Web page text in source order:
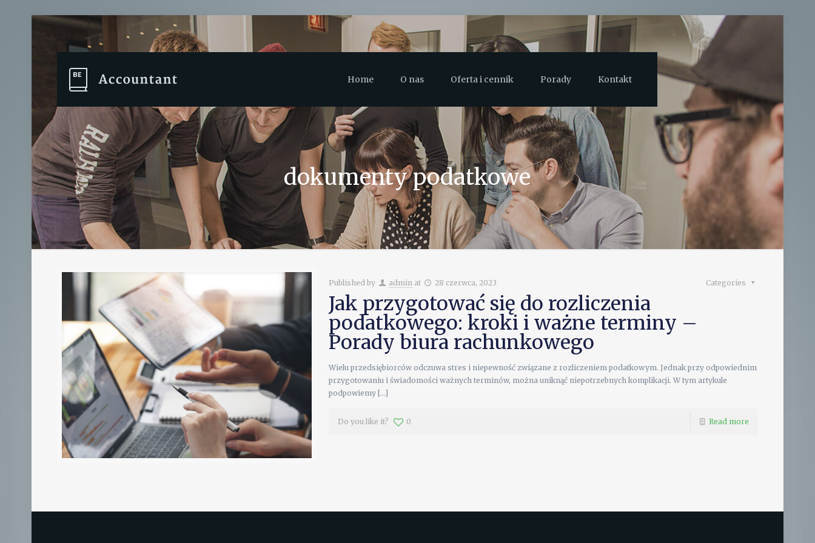
Home O nas Oferta i cennik Porady Kontakt
dokumenty podatkowe
Published by admin at 28 czerwca, 2023 Categories
Jak przygotować się do rozliczenia
podatkowego: kroki i ważne terminy –
Porady biura rachunkowego
Wielu przedsiębiorców odczuwa stres i niepewność związane z rozliczeniem podatkowym. Jednak przy odpowiednim
przygotowaniu i świadomości ważnych terminów, można uniknąć niepotrzebnych komplikacji. W tym artykule
podpowiemy[…]
Do you like it? 0 Read more